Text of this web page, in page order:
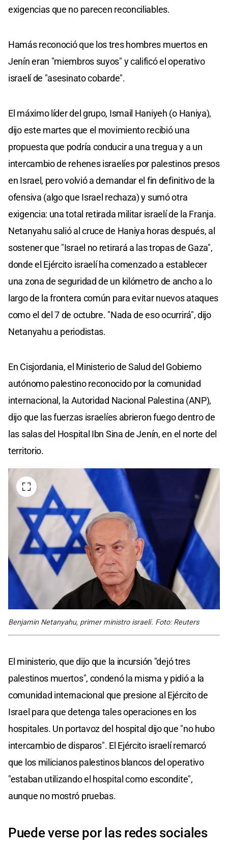
exigencias que no parecen reconciliables.
Hamás reconoció que los tres hombres muertos en
Jenín eran "miembros suyos" y calificó el operativo
israelí de "asesinato cobarde".
El máximo líder del grupo, Ismail Haniyeh (o Haniya),
dijo este martes que el movimiento recibió una
propuesta que podría conducir a una tregua y a un
intercambio de rehenes israelíes por palestinos presos
en Israel, pero volvió a demandar el fin definitivo de la
ofensiva (algo que Israel rechaza) y sumó otra
exigencia: una total retirada militar israelí de la Franja.
Netanyahu salió al cruce de Haniya horas después, al
sostener que "Israel no retirará a las tropas de Gaza",
donde el Ejército israelí ha comenzado a establecer
una zona de seguridad de un kilómetro de ancho a lo
largo de la frontera común para evitar nuevos ataques
como el del 7 de octubre. "Nada de eso ocurrirá", dijo
Netanyahu a periodistas.
En Cisjordania, el Ministerio de Salud del Gobierno
autónomo palestino reconocido por la comunidad
internacional, la Autoridad Nacional Palestina (ANP),
dijo que las fuerzas israelíes abrieron fuego dentro de
las salas del Hospital Ibn Sina de Jenín, en el norte del
territorio.
Benjamin Netanyahu, primer ministro israelí. Foto: Reuters
El ministerio, que dijo que la incursión "dejó tres
palestinos muertos", condenó la misma y pidió a la
comunidad internacional que presione al Ejército de
Israel para que detenga tales operaciones en los
hospitales. Un portavoz del hospital dijo que "no hubo
intercambio de disparos". El Ejército israelí remarcó
que los milicianos palestinos blancos del operativo
"estaban utilizando el hospital como escondite",
aunque no mostró pruebas.
Puede verse por las redes sociales